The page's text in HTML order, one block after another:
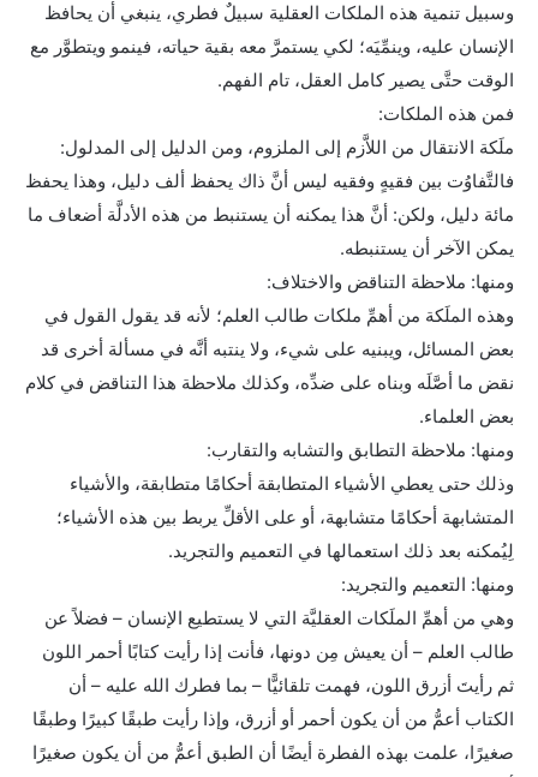
وسبيل تنمية هذه الملكات العقلية سبيلٌ فطري، ينبغي أن يحافظ
الإنسان عليه، وينمِّيَه؛ لكي يستمرَّ معه بقية حياته، فينمو ويتطوَّر مع
الوقت حتَّى يصير كامل العقل، تام الفهم.
فمن هذه الملكات:
ملَكة الانتقال من اللاَّزم إلى الملزوم، ومن الدليل إلى المدلول:
فالتَّفاوُت بين فقيهٍ وفقيه ليس أنَّ ذاك يحفظ ألف دليل، وهذا يحفظ
مائة دليل، ولكن: أنَّ هذا يمكنه أن يستنبط من هذه الأدلَّة أضعاف ما
يمكن الآخر أن يستنبطه.
ومنها: ملاحظة التناقض والاختلاف:
وهذه الملَكة من أهمِّ ملكات طالب العلم؛ لأنه قد يقول القول في
بعض المسائل، ويبنيه على شيء، ولا ينتبه أنَّه في مسألة أخرى قد
نقض ما أصَّلَه وبناه على ضدِّه، وكذلك ملاحظة هذا التناقض في كلام
بعض العلماء.
ومنها: ملاحظة التطابق والتشابه والتقارب:
وذلك حتى يعطي الأشياء المتطابقة أحكامًا متطابقة، والأشياء
المتشابهة أحكامًا متشابهة، أو على الأقلِّ يربط بين هذه الأشياء؛
لِيُمكنه بعد ذلك استعمالها في التعميم والتجريد.
ومنها: التعميم والتجريد:
وهي من أهمِّ الملَكات العقليَّة التي لا يستطيع الإنسان – فضلاً عن
طالب العلم – أن يعيش مِن دونها، فأنت إذا رأيت كتابًا أحمر اللون
ثم رأيتَ أزرق اللون، فهمت تلقائيًّا – بما فطرك الله عليه – أن
الكتاب أعمُّ من أن يكون أحمر أو أزرق، وإذا رأيت طبقًا كبيرًا وطبقًا
صغيرًا، علمت بهذه الفطرة أيضًا أن الطبق أعمُّ من أن يكون صغيرًا